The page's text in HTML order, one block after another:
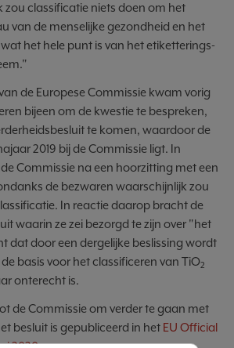
zou classificatie niets doen om het
van de menselijke gezondheid en het
het hele punt is van het etiketterings-
de Europese Commissie kwam vorig
bijeen om de kwestie te bespreken,
te komen, waardoor de
2019 bij de Commissie ligt. In
Commissie na een hoorzitting met een
de bezwaren waarschijnlijk zou
In reactie daarop bracht de
waarin ze zei bezorgd te zijn over "het
dat door een dergelijke beslissing wordt
basis voor het classificeren van TiO2
onterecht is.
de Commissie om verder te gaan met
besluit is gepubliceerd in het EU Official